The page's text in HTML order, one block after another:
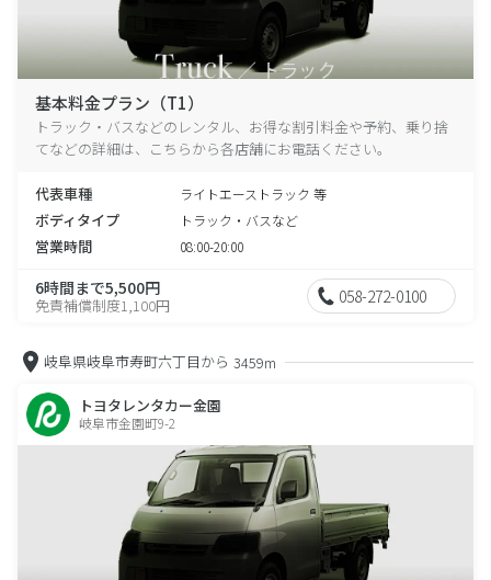
基本料金プラン（T1）
トラック・バスなどのレンタル、お得な割引料金や予約、乗り捨
てなどの詳細は、こちらから各店舗にお電話ください。
代表車種 ライトエーストラック 等
ボディタイプ トラック・バスなど
営業時間 08:00-20:00
6時間まで5,500円
免責補償制度1,100円 058-272-0100
岐阜県岐阜市寿町六丁目から 3459m
トヨタレンタカー金園
岐阜市金園町9-2